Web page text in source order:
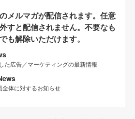
メルマガが配信されます。任意
すと配信されません。不要なも
も解除いただけます。
た広告／マーケティングの最新情報
全体に対するお知らせ